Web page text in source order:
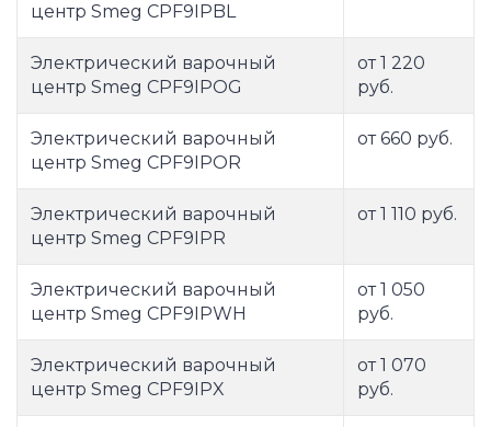
центр Smeg CPF9IPBL
Электрический варочный
центр Smeg CPF9IPOG
от 1 220
руб.
Электрический варочный
центр Smeg CPF9IPOR
от 660 руб.
Электрический варочный
центр Smeg CPF9IPR
от 1 110 руб.
Электрический варочный
центр Smeg CPF9IPWH
от 1 050
руб.
Электрический варочный
центр Smeg CPF9IPX
от 1 070
руб.